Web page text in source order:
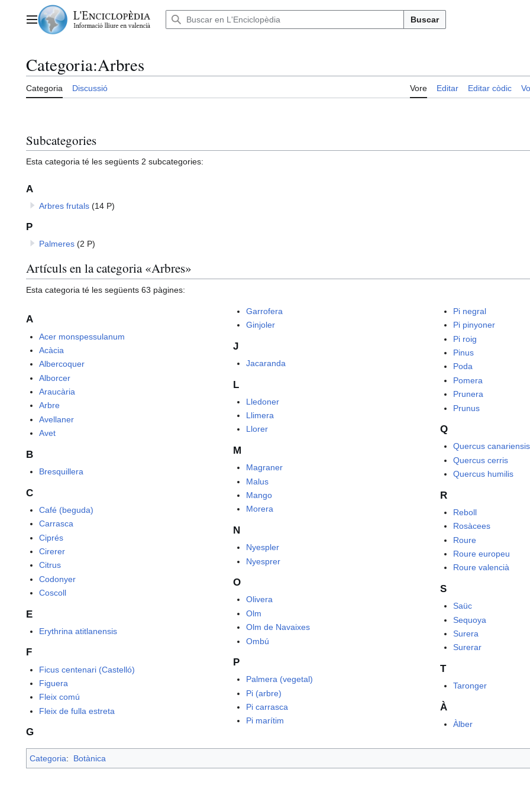
contingutMenú principal Buscar
Categoria:Arbres
Categoria Discussió Vore Editar Editar còdic
Subcategories
Esta categoria té les següents 2 subcategories:
A
Arbres frutals (14 P)
P
Palmeres (2 P)
Artículs en la categoria «Arbres»
Esta categoria té les següents 63 pàgines:
A
Acer monspessulanum
Acàcia
Albercoquer
Alborcer
Araucària
Arbre
Avellaner
Avet
B
Bresquillera
C
Café (beguda)
Carrasca
Ciprés
Cirerer
Citrus
Codonyer
Coscoll
E
Erythrina atitlanensis
F
Ficus centenari (Castelló)
Figuera
Fleix comú
Fleix de fulla estreta
G
Garrofera
Ginjoler
J
Jacaranda
L
Lledoner
Llimera
Llorer
M
Magraner
Malus
Mango
Morera
N
Nyespler
Nyesprer
O
Olivera
Olm
Olm de Navaixes
Ombú
P
Palmera (vegetal)
Pi (arbre)
Pi carrasca
Pi marítim
Pi negral
Pi pinyoner
Pi roig
Pinus
Poda
Pomera
Prunera
Prunus
Q
Quercus canariensis
Quercus cerris
Quercus humilis
R
Reboll
Rosàcees
Roure
Roure europeu
Roure valencià
S
Saüc
Sequoya
Surera
Surerar
T
Taronger
À
Àlber
Categoria: Botànica